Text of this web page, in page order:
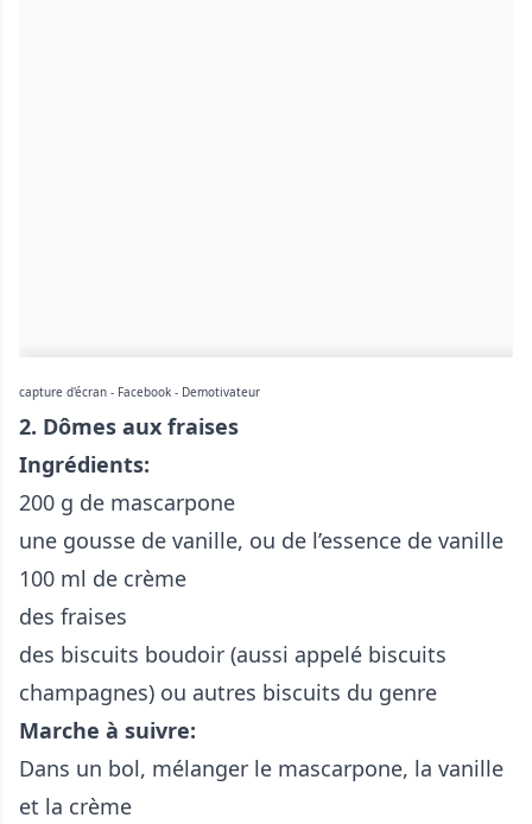
capture d'écran - Facebook - Demotivateur
2. Dômes aux fraises
Ingrédients:
200 g de mascarpone
une gousse de vanille, ou de l’essence de vanille
100 ml de crème
des fraises
des biscuits boudoir (aussi appelé biscuits
champagnes) ou autres biscuits du genre
Marche à suivre:
Dans un bol, mélanger le mascarpone, la vanille
et la crème